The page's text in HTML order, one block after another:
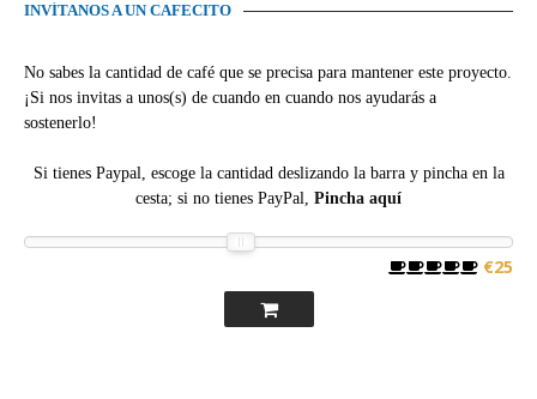
INVÍTANOS A UN CAFECITO
No sabes la cantidad de café que se precisa para mantener este proyecto.
¡Si nos invitas a unos(s) de cuando en cuando nos ayudarás a
sostenerlo!
Si tienes Paypal, escoge la cantidad deslizando la barra y pincha en la
cesta; si no tienes PayPal, Pincha aquí
€25